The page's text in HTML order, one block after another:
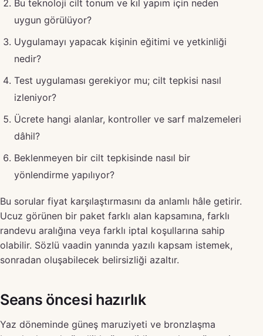
Bu teknoloji cilt tonum ve kıl yapım için neden
uygun görülüyor?
Uygulamayı yapacak kişinin eğitimi ve yetkinliği
nedir?
Test uygulaması gerekiyor mu; cilt tepkisi nasıl
izleniyor?
Ücrete hangi alanlar, kontroller ve sarf malzemeleri
dâhil?
Beklenmeyen bir cilt tepkisinde nasıl bir
yönlendirme yapılıyor?
Bu sorular fiyat karşılaştırmasını da anlamlı hâle getirir.
Ucuz görünen bir paket farklı alan kapsamına, farklı
randevu aralığına veya farklı iptal koşullarına sahip
olabilir. Sözlü vaadin yanında yazılı kapsam istemek,
sonradan oluşabilecek belirsizliği azaltır.
Seans öncesi hazırlık
Yaz döneminde güneş maruziyeti ve bronzlaşma